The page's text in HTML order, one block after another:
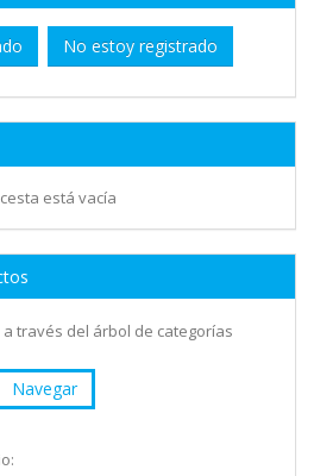
No estoy registrado
está vacía
través del árbol de categorías
Navegar